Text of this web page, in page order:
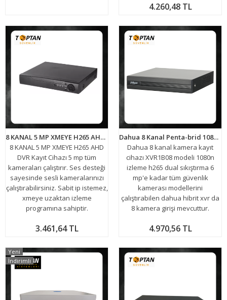
4.260,48 TL
8 KANAL 5 MP XMEYE H265 AHD DVR Kayıt Cihazı ARNA-4085
8 KANAL 5 MP XMEYE H265 AHD
DVR Kayıt Cihazı 5 mp tüm
kameraları çalıştırır. Ses desteği
sayesinde sesli kameralarınızı
çalıştırabilirsiniz. Sabit ip istemez,
xmeye uzaktan izleme
programına sahiptir.
3.461,64 TL
Dahua 8 Kanal Penta-brid 1080N Dijital Video Kaydedici XVR1B08
Dahua 8 kanal kamera kayıt
cihazı XVR1B08 modeli 1080n
izleme h265 dual sıkıştırma 6
mp'e kadar tüm güvenlik
kamerası modellerini
çalıştırabilen dahua hibrit xvr da
8 kamera girişi mevcuttur.
4.970,56 TL
Yeni
İndirimli